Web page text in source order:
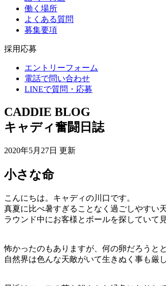
働く場所
よくある質問
募集要項
採用応募
エントリーフォーム
電話で問い合わせ
LINEで質問・応募
CADDIE BLOG
キャディ奮闘日誌
2020年5月27日 更新
小さな命
こんにちは。キャディの川口です。
真夏に比べ暑すぎることなく過ごしやすい
ラウンド中にお客様とボールを探していて
怖かったのもありますが、何の卵だろうと
自然界は色んな天敵がいて生きぬく事も厳